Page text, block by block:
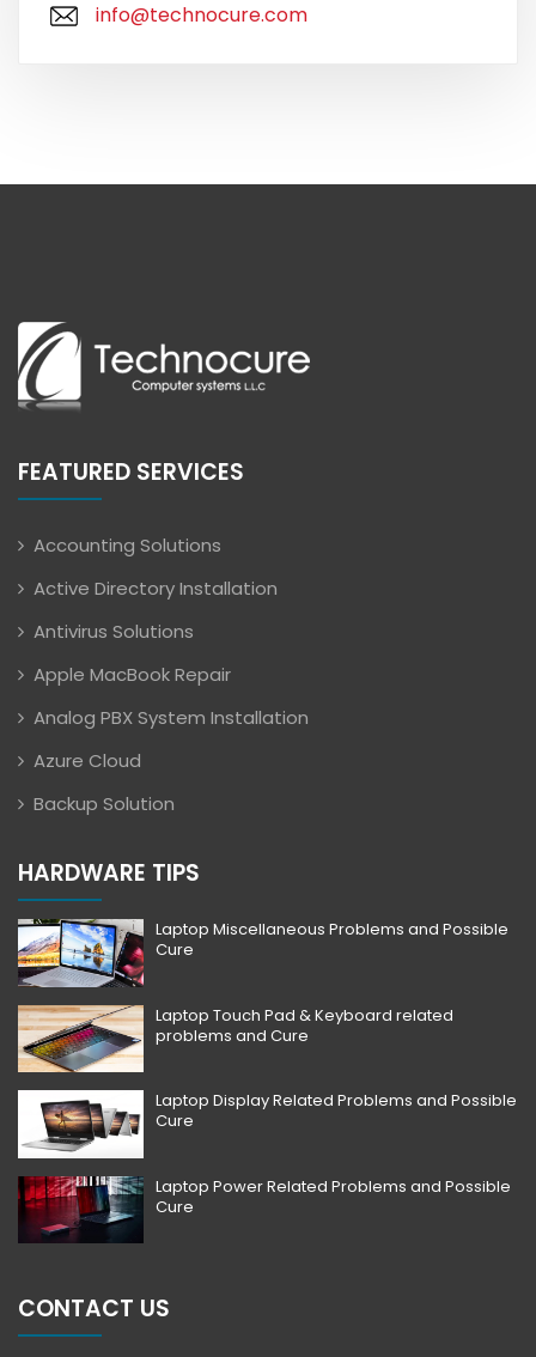
info@technocure.com
FEATURED SERVICES
Accounting Solutions
Active Directory Installation
Antivirus Solutions
Apple MacBook Repair
Analog PBX System Installation
Azure Cloud
Backup Solution
HARDWARE TIPS
Laptop Miscellaneous Problems and Possible
Cure
Laptop Touch Pad & Keyboard related
problems and Cure
Laptop Display Related Problems and Possible
Cure
Laptop Power Related Problems and Possible
Cure
CONTACT US